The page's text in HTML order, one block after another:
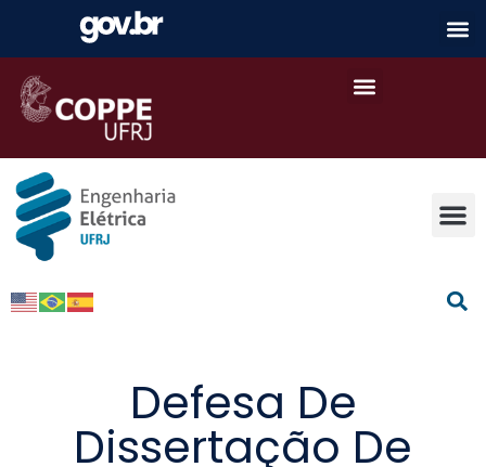
Defesa De
Dissertação De